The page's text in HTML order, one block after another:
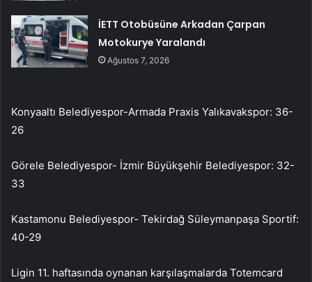
İETT Otobüsüne Arkadan Çarpan
Motokurye Yaralandı
Ağustos 7, 2026
Konyaaltı Belediyespor-Armada Praxis Yalıkavakspor: 36-
26
Görele Belediyespor- İzmir Büyükşehir Belediyespor: 32-
33
Kastamonu Belediyespor- Tekirdağ Süleymanpaşa Sportif:
40-29
Ligin 11. haftasında oynanan karşılaşmalarda Totemcard